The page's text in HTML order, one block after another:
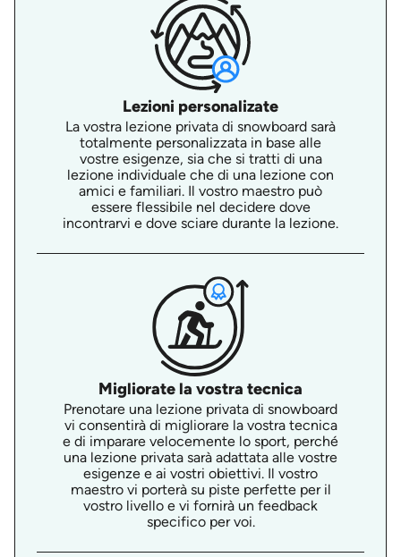
Lezioni personalizate
La vostra lezione privata di snowboard sarà
totalmente personalizzata in base alle
vostre esigenze, sia che si tratti di una
lezione individuale che di una lezione con
amici e familiari. Il vostro maestro può
essere flessibile nel decidere dove
incontrarvi e dove sciare durante la lezione.
Migliorate la vostra tecnica
Prenotare una lezione privata di snowboard
vi consentirà di migliorare la vostra tecnica
e di imparare velocemente lo sport, perché
una lezione privata sarà adattata alle vostre
esigenze e ai vostri obiettivi. Il vostro
maestro vi porterà su piste perfette per il
vostro livello e vi fornirà un feedback
specifico per voi.